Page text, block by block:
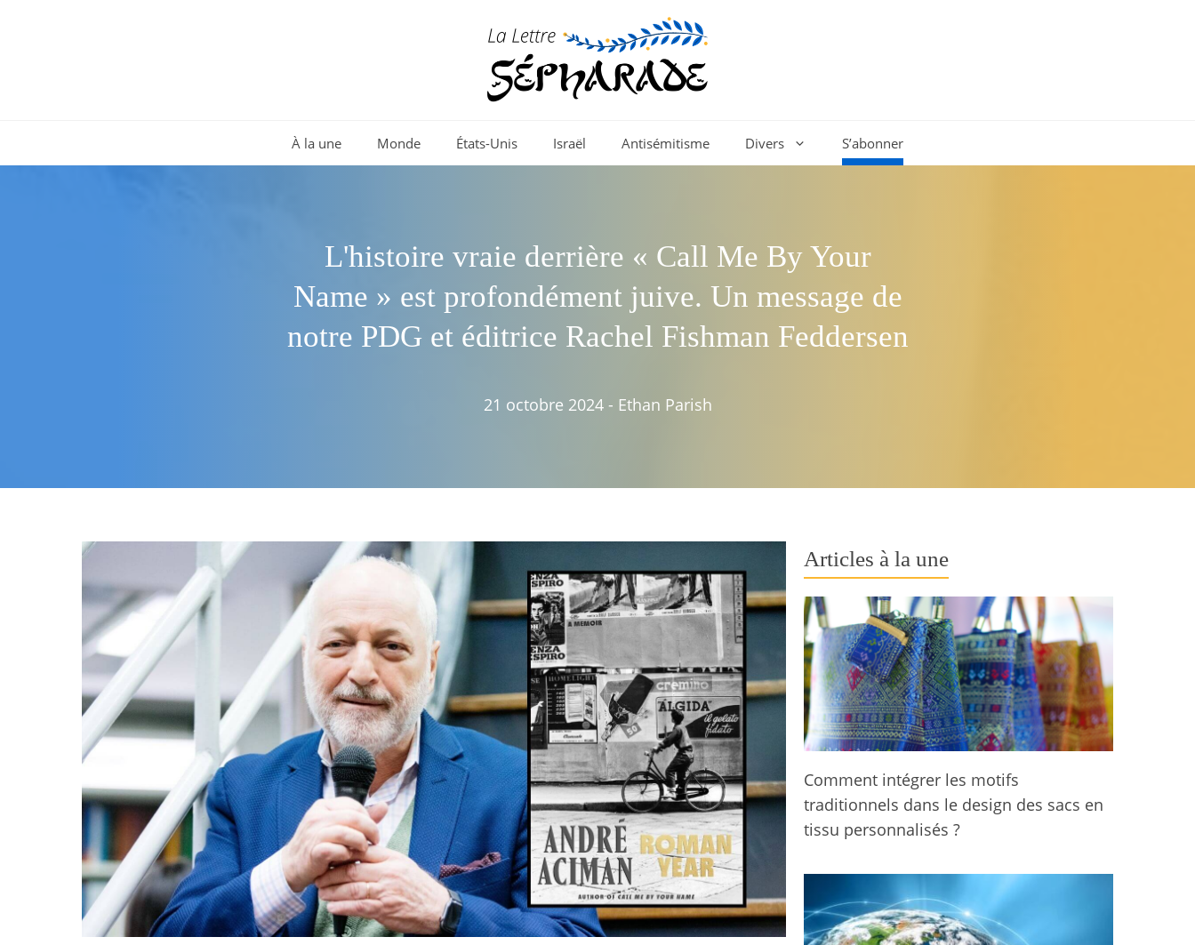
À la une Monde États-Unis Israël Antisémitisme Divers S’abonner
L'histoire vraie derrière « Call Me By Your
Name » est profondément juive. Un message de
notre PDG et éditrice Rachel Fishman Feddersen
21 octobre 2024 - Ethan Parish
Articles à la une
Comment intégrer les motifs
traditionnels dans le design des sacs en
tissu personnalisés ?